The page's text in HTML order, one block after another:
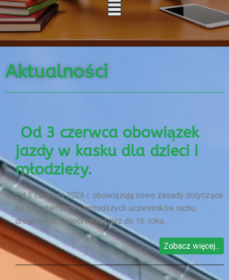
Aktualności
Od 3 czerwca obowiązek
jazdy w kasku dla dzieci i
młodzieży.
Od 3 czerwca 2026 r. obowiązują nowe zasady dotyczące
bezpieczeństwa najmłodszych uczestników ruchu
drogowego. Dzieci i młodzież do 16. roku...
Zobacz więcej...